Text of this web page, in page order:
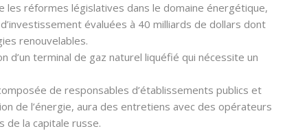
les réformes législatives dans le domaine énergétique,
évaluées à 40 milliards de dollars dont
renouvelables.
d’un terminal de gaz naturel liquéfié qui nécessite un
de responsables d’établissements publics et
de l’énergie, aura des entretiens avec des opérateurs
la capitale russe.